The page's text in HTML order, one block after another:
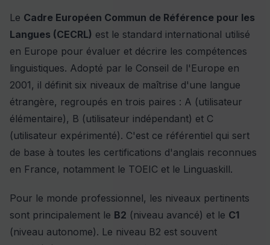
Le Cadre Européen Commun de Référence pour les
Langues (CECRL) est le standard international utilisé
en Europe pour évaluer et décrire les compétences
linguistiques. Adopté par le Conseil de l'Europe en
2001, il définit six niveaux de maîtrise d'une langue
étrangère, regroupés en trois paires : A (utilisateur
élémentaire), B (utilisateur indépendant) et C
(utilisateur expérimenté). C'est ce référentiel qui sert
de base à toutes les certifications d'anglais reconnues
en France, notamment le TOEIC et le Linguaskill.
Pour le monde professionnel, les niveaux pertinents
sont principalement le B2 (niveau avancé) et le C1
(niveau autonome). Le niveau B2 est souvent